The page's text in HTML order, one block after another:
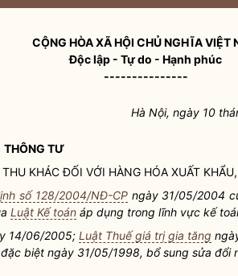
CỘNG HÒA XÃ HỘI CHỦ NGHĨA VIỆT
Độc lập - Tự do - Hạnh phúc
---------------
Hà Nội, ngày 10
THÔNG TƯ
THU KHÁC ĐỐI VỚI HÀNG HÓA XUẤT
số 128/2004/NĐ-CPngày 31/05/2004
Luật Kế toán áp dụng trong lĩnh vực kế
14/06/2005; Luật Thuế giá trị gia tăng
biệt ngày 31/05/1998, bổ sung sửa đổi